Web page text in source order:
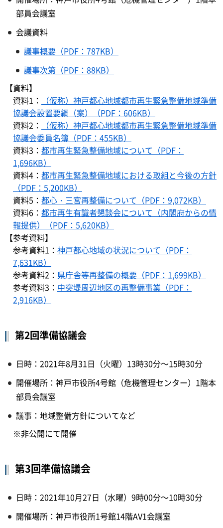
部員会議室
会議資料
議事概要（PDF：787KB）
議事次第（PDF：88KB）
【資料】
資料1：
（仮称）神戸都心地域都市再生緊急整備地域準備
協議会設置要綱（案）（PDF：606KB）
資料2：
（仮称）神戸都心地域都市再生緊急整備地域準備
協議会委員名簿（PDF：455KB）
資料3： 都市再生緊急整備地域について（PDF：
1,696KB）
資料4： 都市再生緊急整備地域における取組と今後の方針
（PDF：5,200KB）
資料5： 都心・三宮再整備について（PDF：9,072KB）
資料6： 都市再生有識者懇談会について（内閣府からの情
報提供）（PDF：5,620KB）
【参考資料】
参考資料1： 神戸都心地域の状況について（PDF：
7,631KB）
参考資料2： 県庁舎等再整備の概要（PDF：1,699KB）
参考資料3： 中突堤周辺地区の再整備事業（PDF：
2,916KB）
第2回準備協議会
日時：2021年8月31日（火曜）13時30分～15時30分
開催場所：神戸市役所4号館（危機管理センター）1階本
部員会議室
議事：地域整備方針についてなど
※非公開にて開催
第3回準備協議会
日時：2021年10月27日（水曜）9時00分～10時30分
開催場所：神戸市役所1号館14階AV1会議室